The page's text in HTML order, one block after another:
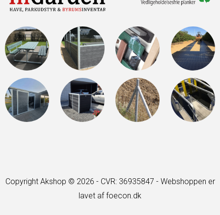
Copyright Akshop © 2026 - CVR: 36935847 - Webshoppen er
lavet af foecon.dk